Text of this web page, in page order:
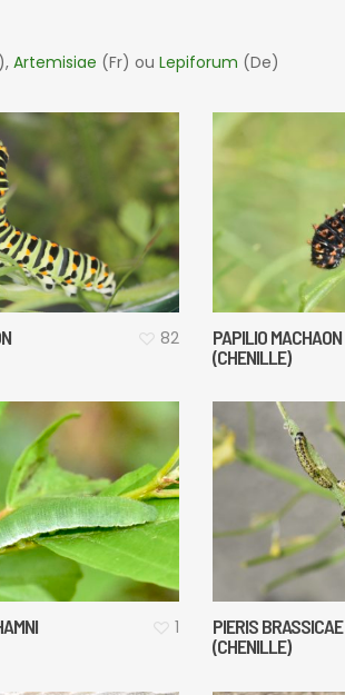
Artemisiae (Fr) ouLepiforum (De)
82
PAPILIO MACHAON
(CHENILLE)
1
PIERIS BRASSICAE
(CHENILLE)